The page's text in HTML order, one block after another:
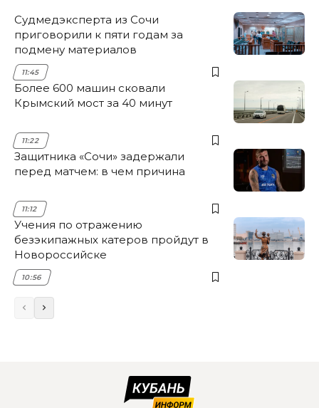
Судмедэксперта из Сочи
приговорили к пяти годам за
подмену материалов
11:45
Более 600 машин сковали
Крымский мост за 40 минут
11:22
Защитника «Сочи» задержали
перед матчем: в чем причина
11:12
Учения по отражению
безэкипажных катеров пройдут в
Новороссийске
10:56